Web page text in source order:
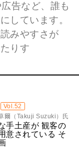
告など、誰も
しています。
みやすさが
りす
Vol.52
爾（Takuji Suzuki）氏
手土産が 観客の
意されている そ